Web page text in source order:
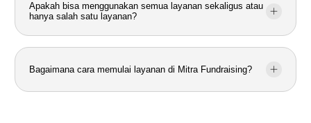
Apakah bisa menggunakan semua layanan sekaligus atau
hanya salah satu layanan?
Bagaimana cara memulai layanan di Mitra Fundraising?